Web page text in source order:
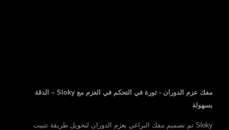
مفك عزم الدوران - ثورة في التحكم في العزم مع Sloky – الدقة
بسهولة
Sloky تم تصميم مفك البراغي بعزم الدوران لتحويل طريقة تثبيت